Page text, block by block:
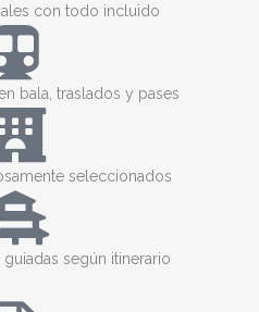
con todo incluido
bala, traslados y pases
seleccionados
según itinerario